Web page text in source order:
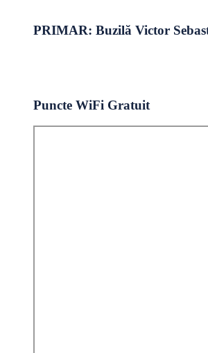
PRIMAR: Buzilă Victor
Puncte WiFi Gratuit